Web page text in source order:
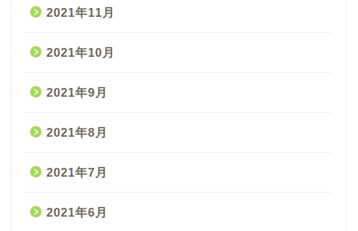
2021年11月
2021年10月
2021年9月
2021年8月
2021年7月
2021年6月